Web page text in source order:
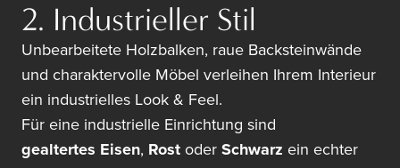
2. Industrieller Stil
Unbearbeitete Holzbalken, raue Backsteinwände
und charaktervolle Möbel verleihen Ihrem Interieur
ein industrielles Look & Feel.
Für eine industrielle Einrichtung sind
gealtertes Eisen, RostoderSchwarz ein echter